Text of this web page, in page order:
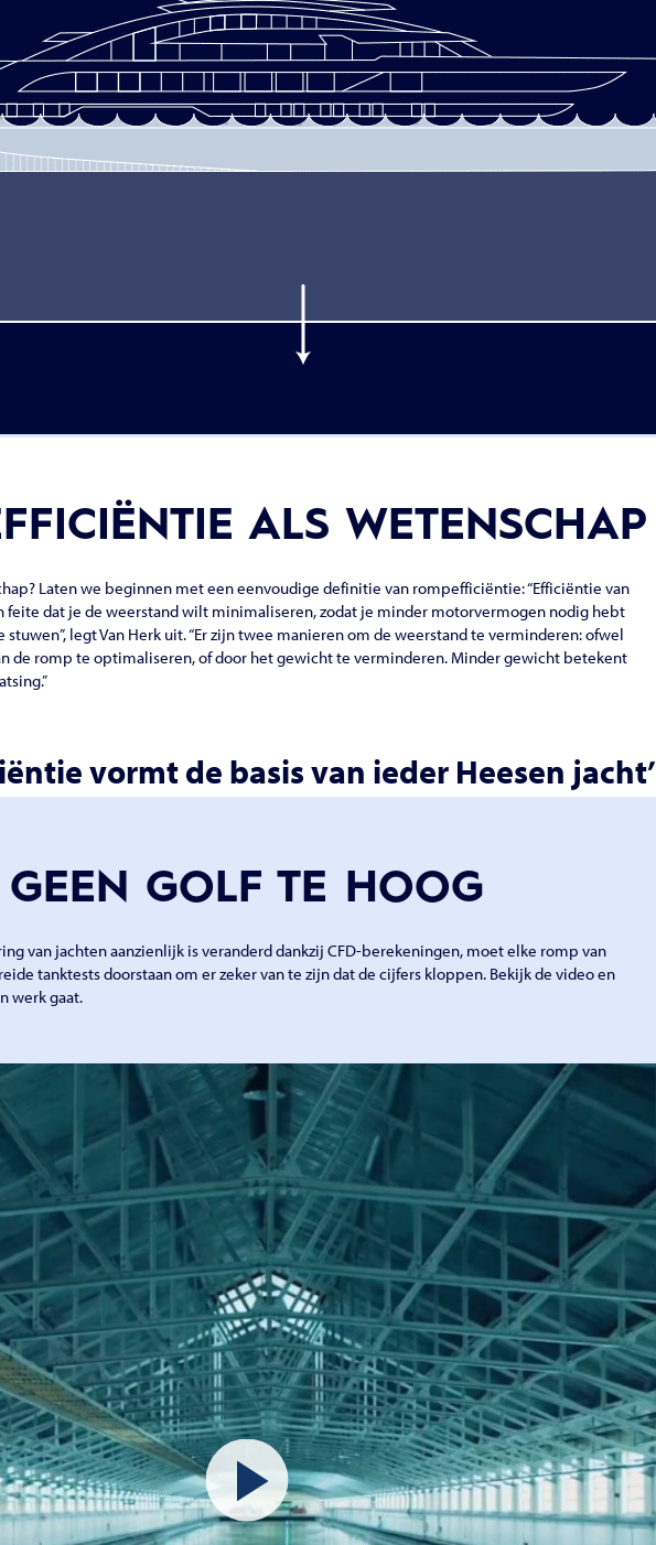
ALS WETENSCHAP
Laten we beginnen met een eenvoudige definitie van rompefficiëntie: “Efficiëntie van
feite dat je de weerstand wilt minimaliseren, zodat je minder motorvermogen nodig hebt
legt Van Herk uit. “Er zijn twee manieren om de weerstand te verminderen: ofwel
de romp te optimaliseren, of door het gewicht te verminderen. Minder gewicht betekent
vormt de basis van ieder Heesen jacht’
GEEN GOLF TE HOOG
van jachten aanzienlijk is veranderd dankzij CFD-berekeningen, moet elke romp van
tanktests doorstaan om er zeker van te zijn dat de cijfers kloppen. Bekijk de video en
werk gaat.